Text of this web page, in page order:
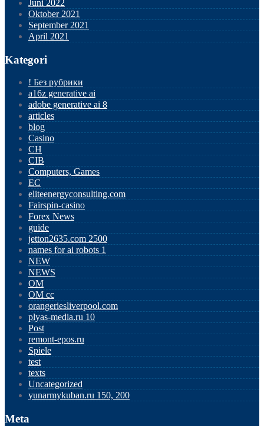
Juni 2022
Oktober 2021
September 2021
April 2021
Kategori
! Без рубрики
a16z generative ai
adobe generative ai 8
articles
blog
Casino
CH
CIB
Computers, Games
EC
eliteenergyconsulting.com
Fairspin-casino
Forex News
guide
jetton2635.com 2500
names for ai robots 1
NEW
NEWS
OM
OM cc
orangeriesliverpool.com
plyas-media.ru 10
Post
remont-epos.ru
Spiele
test
texts
Uncategorized
yunarmykuban.ru 150, 200
Meta